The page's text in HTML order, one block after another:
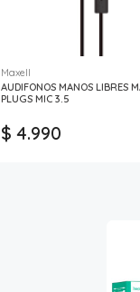
Maxell
AUDIFONOS MANOS LIBRES
PLUGS MIC 3.5
$ 4.990